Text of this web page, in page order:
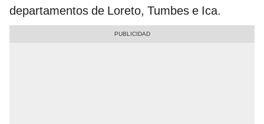
departamentos de Loreto, Tumbes e Ica.